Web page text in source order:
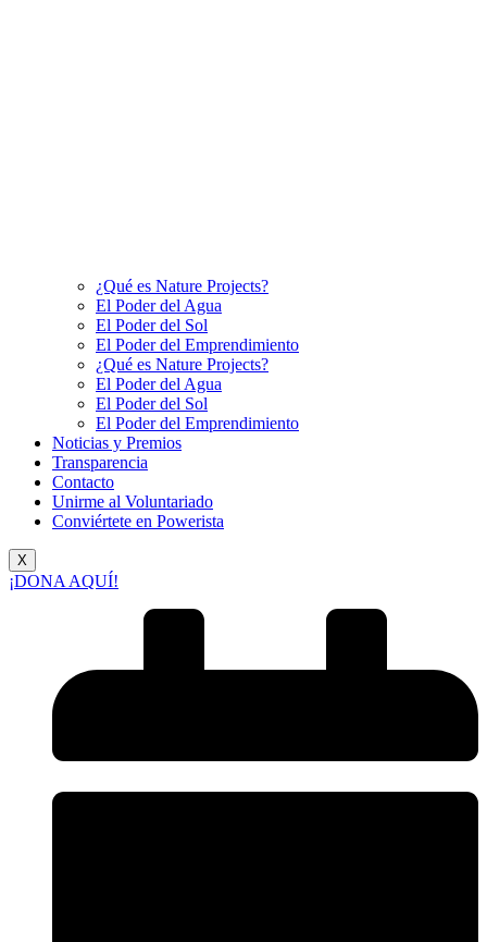
¿Qué es Nature Projects?
El Poder del Agua
El Poder del Sol
El Poder del Emprendimiento
¿Qué es Nature Projects?
El Poder del Agua
El Poder del Sol
El Poder del Emprendimiento
Noticias y Premios
Transparencia
Contacto
Unirme al Voluntariado
Conviértete en Powerista
X
¡DONA AQUÍ!